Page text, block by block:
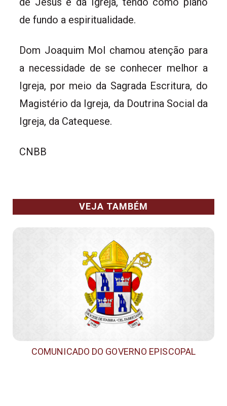
de fundo a espiritualidade.
Dom Joaquim Mol chamou atenção para
a necessidade de se conhecer melhor a
Igreja, por meio da Sagrada Escritura, do
Magistério da Igreja, da Doutrina Social da
Igreja, da Catequese.
CNBB
VEJA TAMBÉM
COMUNICADO DO GOVERNO EPISCOPAL